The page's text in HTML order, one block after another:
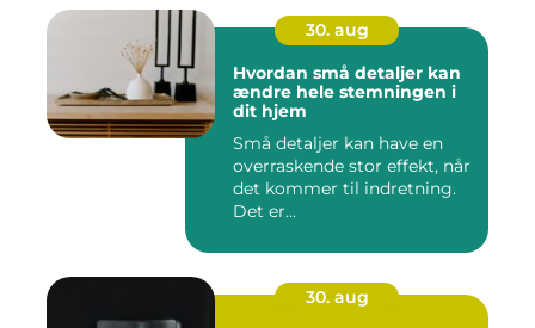
30. aug
Hvordan små detaljer kan
ændre hele stemningen i
dit hjem
Små detaljer kan have en
overraskende stor effekt, når
det kommer til indretning.
Det er...
30. aug